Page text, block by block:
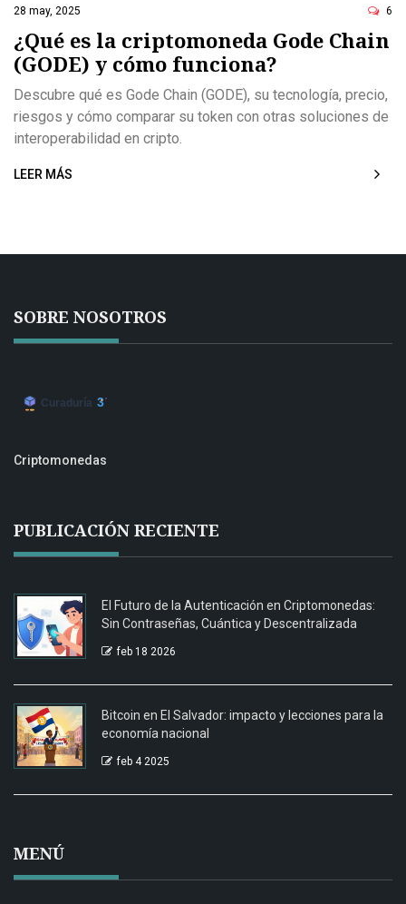
28 may, 2025 6
¿Qué es la criptomoneda Gode Chain
(GODE) y cómo funciona?
Descubre qué es Gode Chain (GODE), su tecnología, precio,
riesgos y cómo comparar su token con otras soluciones de
interoperabilidad en cripto.
LEER MÁS
SOBRE NOSOTROS
Criptomonedas
PUBLICACIÓN RECIENTE
El Futuro de la Autenticación en Criptomonedas:
Sin Contraseñas, Cuántica y Descentralizada
feb 18 2026
Bitcoin en El Salvador: impacto y lecciones para la
economía nacional
feb 4 2025
MENÚ